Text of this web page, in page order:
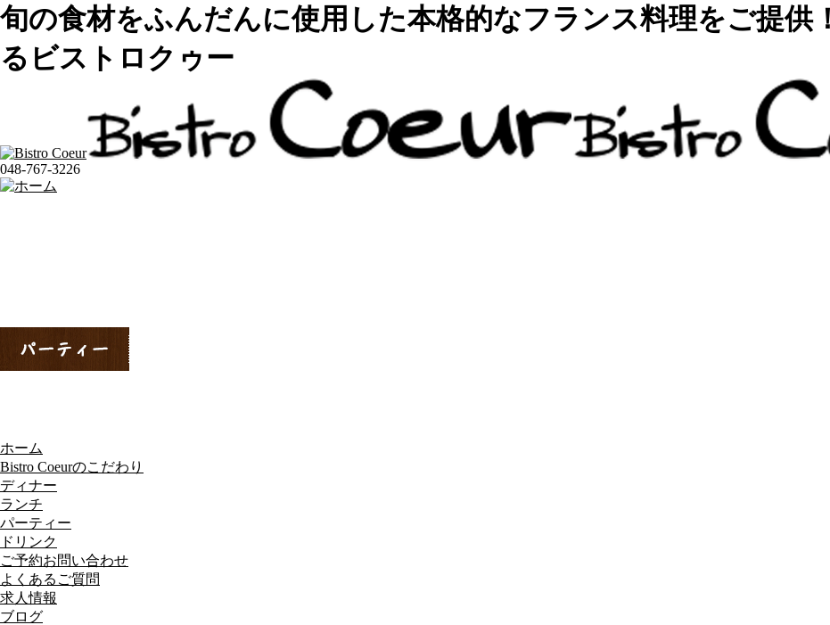
旬の食材をふんだんに使用した本格的なフランス料理をご提供
るビストロクゥー
048-767-3226
ホーム
Bistro Coeurのこだわり
ディナー
ランチ
パーティー
ドリンク
ご予約お問い合わせ
よくあるご質問
求人情報
ブログ